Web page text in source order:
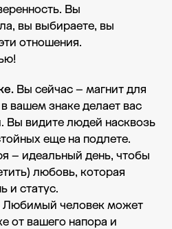
Вы
вы выбираете, вы
отношения.
Вы сейчас – магнит для
вашем знаке делает вас
Вы видите людей насквозь
еще на подлете.
– идеальный день, чтобы
любовь, которая
и статус.
Любимый человек может
от вашего напора и